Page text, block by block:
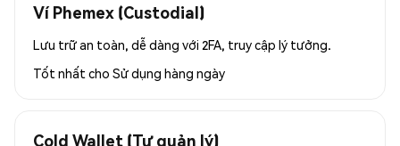
Ví Phemex (Custodial)
Lưu trữ an toàn, dễ dàng với 2FA, truy cập lý tưởng.
Tốt nhất cho Sử dụng hàng ngày
Cold Wallet (Tự quản lý)